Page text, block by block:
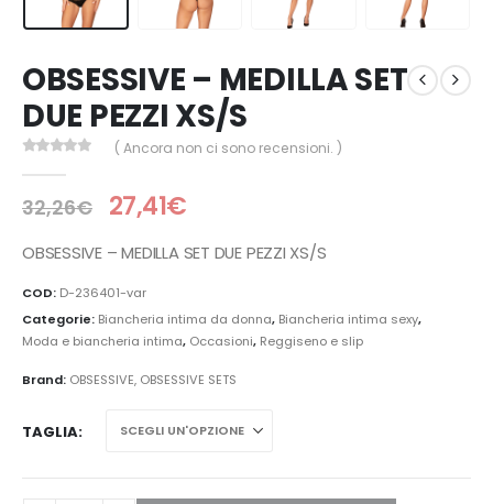
OBSESSIVE – MEDILLA SET
DUE PEZZI XS/S
( Ancora non ci sono recensioni. )
32,26€ 27,41€
OBSESSIVE – MEDILLA SET DUE PEZZI XS/S
COD: D-236401-var
Categorie: Biancheria intima da donna, Biancheria intima sexy,
Moda e biancheria intima, Occasioni, Reggiseno e slip
Brand: OBSESSIVE, OBSESSIVE SETS
TAGLIA